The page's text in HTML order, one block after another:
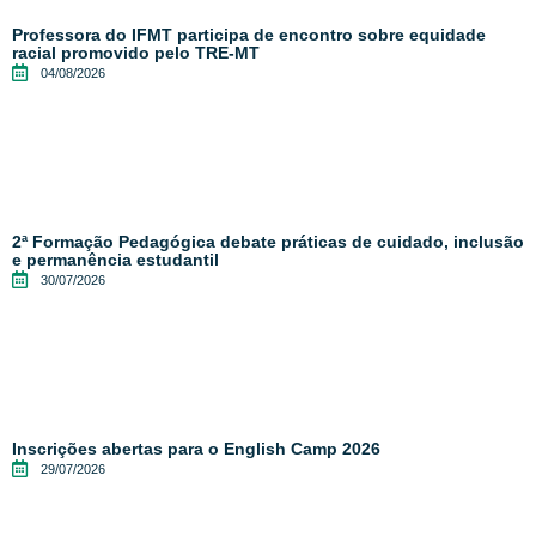
Professora do IFMT participa de encontro sobre equidade
racial promovido pelo TRE-MT
04/08/2026
2ª Formação Pedagógica debate práticas de cuidado, inclusão
e permanência estudantil
30/07/2026
Inscrições abertas para o English Camp 2026
29/07/2026